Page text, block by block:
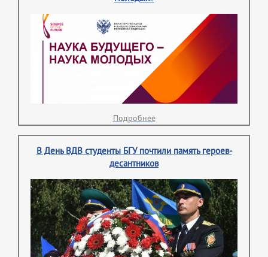
Подробнее
В День ВДВ студенты БГУ почтили память героев-
десантников